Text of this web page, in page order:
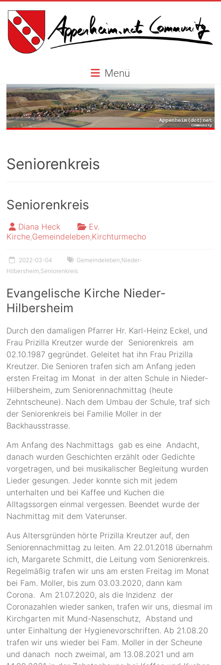
content
Appenheim.net
Community
Menü
Seniorenkreis
Seniorenkreis
Diana Heck
Ev.
Kirche,Gemeindeleben,Kirchturmecho
2022-03-04 Gemeindeleben Nieder-
Hilbersheim Seniorenkreis
Evangelische Kirche Nieder-
Hilbersheim
Durch den damaligen Pfarrer Hr. Karl-Heinz Eckel, und
Frau Prizilla Kreutzer wurde der Seniorenkreis am
02.10.1987 gegründet. Geleitet hat ihn Frau Prizilla
Kreutzer. Die Senioren trafen sich am Anfang jeden
ersten Freitag im Monat in der alten Schule in Nieder-
Hilbersheim, zum Seniorennachmittag (heute
Zehntscheune). Nach dem Umbau der Schule, traf sich
der Seniorenkreis bei Familie Moller in der
Backhausstrasse.
Am Anfang des Nachmittags gab es eine Andacht,
danach wurden Geschichten erzählt oder Gedichte
vorgetragen, und bei musikalischer Begleitung wurden
Lieder gesungen. Jeder konnte sich mit jedem
unterhalten und bei Kaffee und Kuchen die
Alltagssorgen einmal vergessen. Beendet wurde der
Nachmittag mit dem Vaterunser.
Aus Altersgründen hörte Prizilla Kreutzer auf, den
Seniorennachmittag zu leiten. Am 22.01.2018 übernahm
ich, Margarete Schmitt, die Leitung vom Seniorenkreis.
Regelmäßig trafen wir uns am ersten Freitag im Monat
bei Fam. Moller, bis zum 03.03.2020, dann kam
Corona. Am 21.07.2020, als die Inzidenz der
Coronazahlen wieder sanken, trafen wir uns, diesmal im
Kirchgarten mit Mund-Nasenschutz, Abstand und
unter Einhaltung der Hygienevorschriften. Ab 21.08.20
trafen wir uns wieder bei Fam. Moller in der Scheune
und danach noch zweimal, am 13.08.2021 und am